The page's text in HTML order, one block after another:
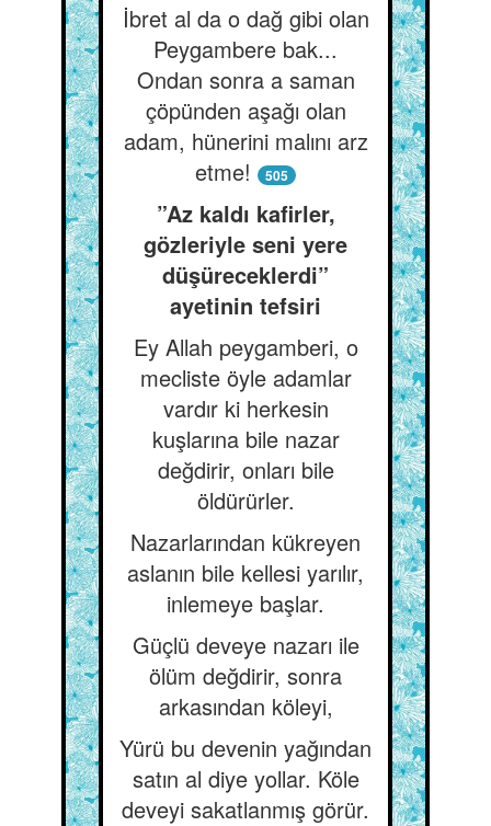
İbret al da o dağ gibi olan
Peygambere bak...
Ondan sonra a saman
çöpünden aşağı olan
adam, hünerini malını arz
etme!
505
”Az kaldı kafirler,
gözleriyle seni yere
düşüreceklerdi”
ayetinin tefsiri
Ey Allah peygamberi, o
mecliste öyle adamlar
vardır ki herkesin
kuşlarına bile nazar
değdirir, onları bile
öldürürler.
Nazarlarından kükreyen
aslanın bile kellesi yarılır,
inlemeye başlar.
Güçlü deveye nazarı ile
ölüm değdirir, sonra
arkasından köleyi,
Yürü bu devenin yağından
satın al diye yollar. Köle
deveyi sakatlanmış görür.